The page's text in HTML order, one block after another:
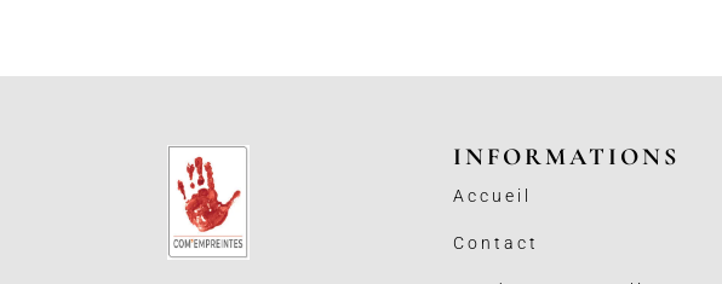
INFORMATIONS
Accueil
Contact